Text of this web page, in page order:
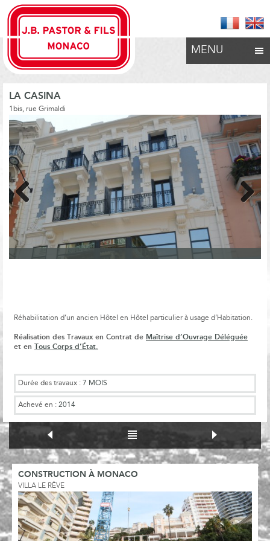
MENU
LA CASINA
1bis, rue Grimaldi
Previous
Réhabilitation d’un ancien Hôtel en Hôtel particulier à usage d’Habitation.
Réalisation des Travaux en Contrat de Maîtrise d’Ouvrage Déléguée
et en Tous Corps d’État.
Durée des travaux : 7 MOIS
Achevé en : 2014
CONSTRUCTION À MONACO
VILLA LE RÊVE